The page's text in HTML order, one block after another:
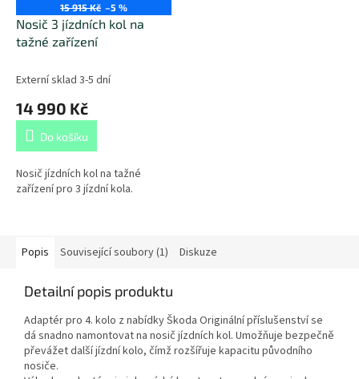
15 915 Kč –5 %
Nosič 3 jízdních kol na
tažné zařízení
Externí sklad 3-5 dní
14 990 Kč
Do košíku
Nosič jízdních kol na tažné
zařízení pro 3 jízdní kola.
Popis Související soubory (1) Diskuze
Detailní popis produktu
Adaptér pro 4. kolo z nabídky Škoda Originální příslušenství se
dá snadno namontovat na nosič jízdních kol. Umožňuje bezpečně
převážet další jízdní kolo, čímž rozšířuje kapacitu původního
nosiče.